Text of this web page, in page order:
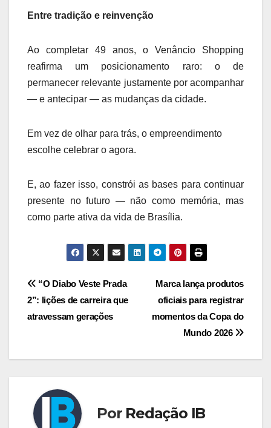
Entre tradição e reinvenção
Ao completar 49 anos, o Venâncio Shopping
reafirma um posicionamento raro: o de
permanecer relevante justamente por acompanhar
— e antecipar — as mudanças da cidade.
Em vez de olhar para trás, o empreendimento
escolhe celebrar o agora.
E, ao fazer isso, constrói as bases para continuar
presente no futuro — não como memória, mas
como parte ativa da vida de Brasília.
Navegação
de
Marca lança produtos
oficiais para registrar
momentos da Copa do
Mundo 2026
“O Diabo Veste Prada
2”: lições de carreira que
atravessam gerações
Por Redação IB